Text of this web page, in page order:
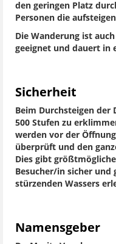
den geringen Platz
Personen die
Die Wanderung ist
geeignet und dauert in
Sicherheit
Beim Durchsteigen der
500 Stufen zu
werden vor der
überprüft und den
Dies gibt
Besucher/in sicher und
stürzenden Wassers
Namensgeber